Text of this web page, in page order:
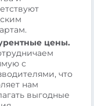
цены.
с
что
нам
выгодные